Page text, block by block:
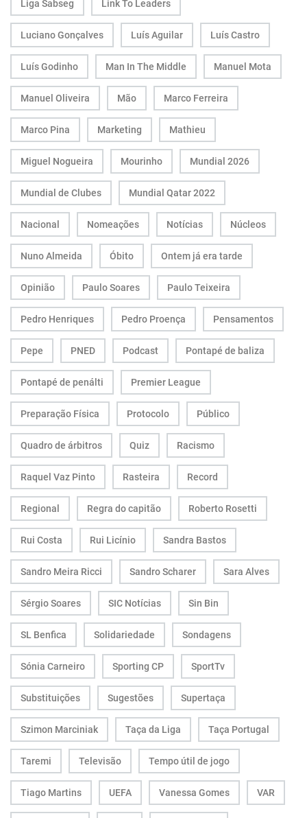
Liga Sabseg Link To Leaders
Luciano Gonçalves Luís Aguilar Luís Castro
Luís Godinho Man In The Middle Manuel Mota
Manuel Oliveira Mão Marco Ferreira
Marco Pina Marketing Mathieu
Miguel Nogueira Mourinho Mundial 2026
Mundial de Clubes Mundial Qatar 2022
Nacional Nomeações Notícias Núcleos
Nuno Almeida Óbito Ontem já era tarde
Opinião Paulo Soares Paulo Teixeira
Pedro Henriques Pedro Proença Pensamentos
Pepe PNED Podcast Pontapé de baliza
Pontapé de penálti Premier League
Preparação Física Protocolo Público
Quadro de árbitros Quiz Racismo
Raquel Vaz Pinto Rasteira Record
Regional Regra do capitão Roberto Rosetti
Rui Costa Rui Licínio Sandra Bastos
Sandro Meira Ricci Sandro Scharer Sara Alves
Sérgio Soares SIC Notícias Sin Bin
SL Benfica Solidariedade Sondagens
Sónia Carneiro Sporting CP SportTv
Substituições Sugestões Supertaça
Szimon Marciniak Taça da Liga Taça Portugal
Taremi Televisão Tempo útil de jogo
Tiago Martins UEFA Vanessa Gomes VAR